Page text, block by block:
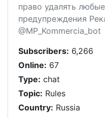
право удалять
предупреждения
@MP_Kommercia_bot
Subscribers: 6,266
Online: 67
Type: chat
Topic: Rules
Country: Russia